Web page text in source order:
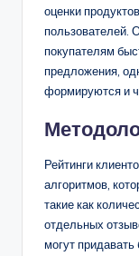
оценки
пользователей.
покупателям
предложения,
формируются и
Рейтинги
алгоритмов,
такие как
отдельных
могут